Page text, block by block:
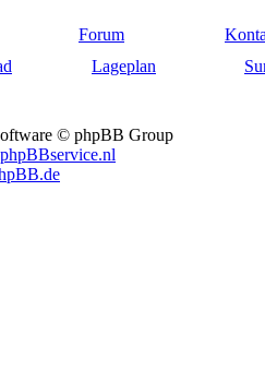
Forum
Lageplan
© phpBB Group
phpBBservice.nl